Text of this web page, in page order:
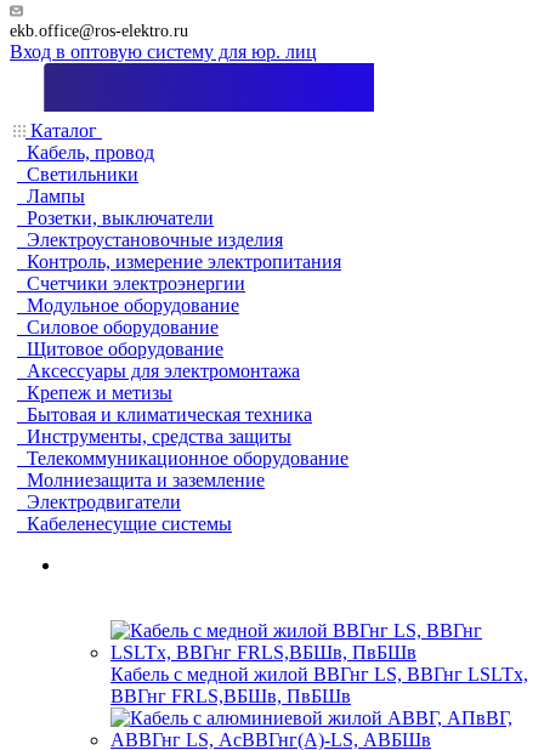
ekb.office@ros-elektro.ru
Вход в оптовую систему для юр. лиц
Каталог
Кабель, провод
Светильники
Лампы
Розетки, выключатели
Электроустановочные изделия
Контроль, измерение электропитания
Счетчики электроэнергии
Модульное оборудование
Силовое оборудование
Щитовое оборудование
Аксессуары для электромонтажа
Крепеж и метизы
Бытовая и климатическая техника
Инструменты, средства защиты
Телекоммуникационное оборудование
Молниезащита и заземление
Электродвигатели
Кабеленесущие системы
Кабель с медной жилой ВВГнг LS, ВВГнг LSLTx,
ВВГнг FRLS,ВБШв, ПвБШв